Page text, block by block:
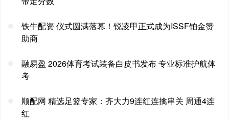
铁牛配资 仪式圆满落幕！锐凌甲正式成为ISSF铂金赞
助商
融易盈 2026体育考试装备白皮书发布 专业标准护航体
考
顺配网 精选足篮专家：齐大力9连红连擒串关 周通4连
红